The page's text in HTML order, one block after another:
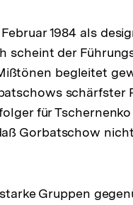
1984 als
scheint der
begleitet
schärfster
für Tschernenko
Gorbatschow
Gruppen